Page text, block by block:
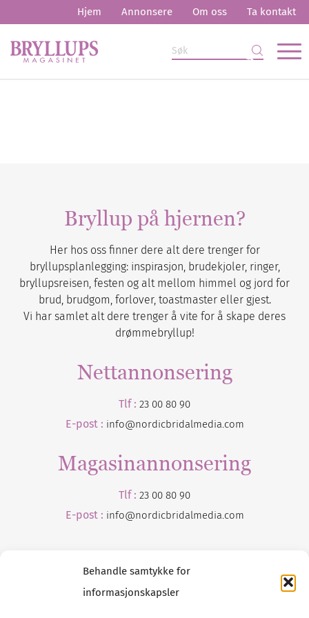
Behandle samtykke for
informasjonskapsler
Hjem Annonsere Om oss Ta kontakt
Bryllup på hjernen?
Her hos oss finner dere alt dere trenger for
bryllupsplanlegging: inspirasjon, brudekjoler, ringer,
bryllupsreisen, festen og alt mellom himmel og jord for
brud, brudgom, forlover, toastmaster eller gjest.
Vi har samlet alt dere trenger å vite for å skape deres
drømmebryllup!
Nettannonsering
Tlf : 23 00 80 90
E-post : info@nordicbridalmedia.com
Magasinannonsering
Tlf : 23 00 80 90
E-post : info@nordicbridalmedia.com